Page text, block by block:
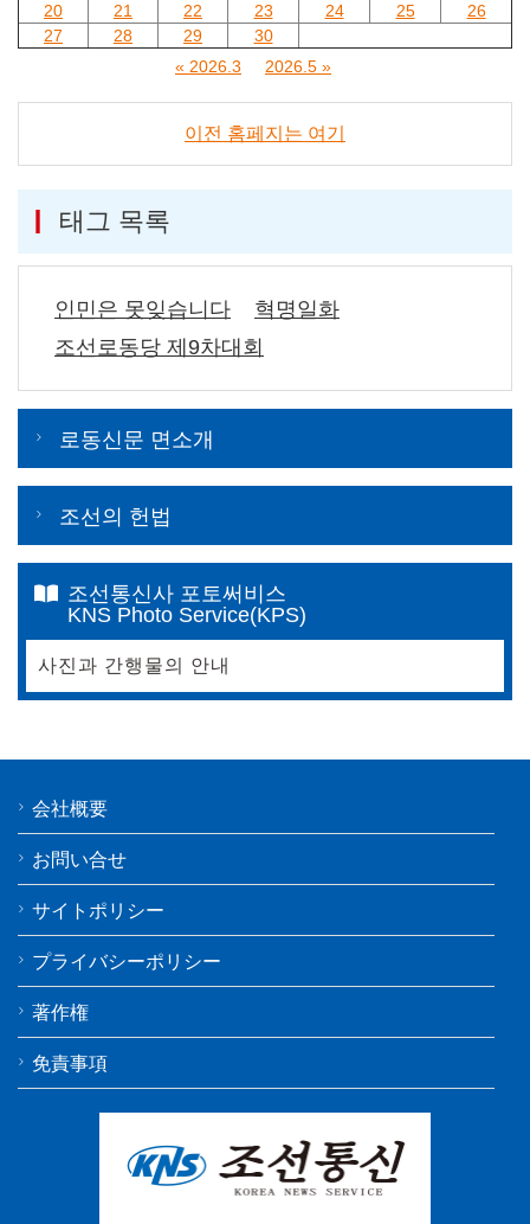
20
21 22 23 24 25
26
27
28 29
30
« 2026.3
2026.5 »
이전 홈페지는 여기
태그 목록
인민은 못잊습니다
혁명일화
조선로동당 제9차대회
로동신문 면소개
조선의 헌법
조선통신사 포토써비스
KNS Photo Service(KPS)
사진과 간행물의 안내
会社概要
お問い合せ
サイトポリシー
プライバシーポリシー
著作権
免責事項